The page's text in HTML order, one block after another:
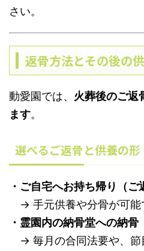
さい。
返骨方法とその後の
動愛園では、 火葬後のご返
ます。
選べるご返骨と供養の形
・ご自宅へお持ち帰り（ご
→ 手元供養や分骨が可能
・霊園内の納骨堂への納骨
→ 毎月の合同法要や、節